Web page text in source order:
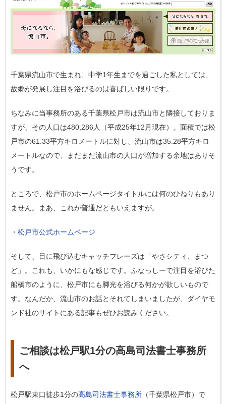
千葉県流山市で生まれ、中学1年生までを過ごした私としては、
故郷が発展し注目を浴びるのは喜ばしい限りです。
ちなみに当事務所のある千葉県松戸市は流山市と隣接しておりま
すが、その人口は480,286人（平成25年12月現在）。面積では松
戸市の61.33平方キロメートルに対し、流山市は35.28平方キロ
メートルなので、まだまだ流山市の人口が増加する余地はありそ
うです。
ところで、松戸市のホームページタイトルには何のひねりもあり
ません。まあ、これが普通だともいえますが。
・ 松戸市公式ホームページ
そして、目に飛び込むキャッチフレーズは「やさシティ、まつ
ど」。これも、いかにもな感じです。ふなっしーで注目を浴びた
船橋市のように、松戸市にも脚光を浴びる何かが欲しいもので
す。なんだか、流山市のお話とそれてしまいましたが、ダイヤモ
ンド社のサイトにある記事もぜひお読みください。
ご相談は松戸駅1分の高島司法書士事務所
へ
松戸駅東口徒歩1分の高島司法書士事務所 （千葉県松戸市）で